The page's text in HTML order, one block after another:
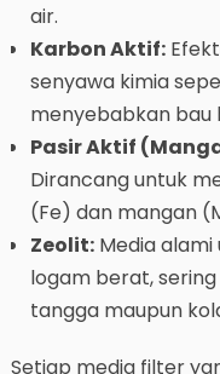
air.
Karbon Aktif:
senyawa kimia
menyebabkan bau
Pasir Aktif
Dirancang untuk
(Fe) dan mangan
Zeolit:Media alami
logam berat,
tangga maupun
Setiap media filter